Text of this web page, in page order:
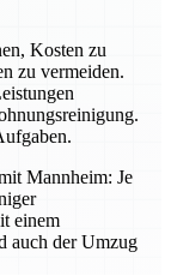
Kosten zu
zu vermeiden.
Mannheim: Je
einem
auch der Umzug